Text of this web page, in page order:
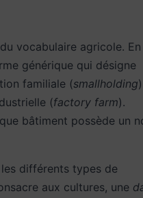
vocabulaire agricole. En
générique qui désigne
familiale (smallholding)
(factory farm).
bâtiment possède un
différents types de
aux cultures, une